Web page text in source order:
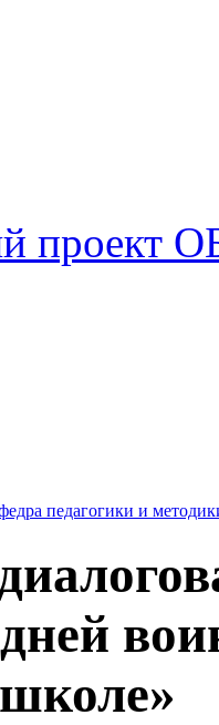
педагогики и